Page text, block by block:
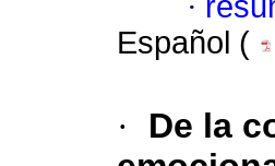
Español (
·
De la